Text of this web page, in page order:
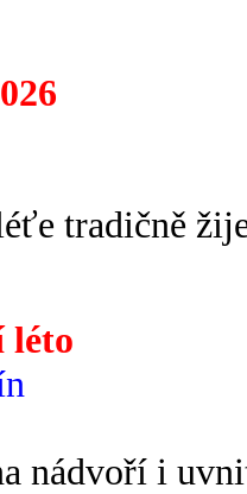
tradičně
léto
nádvoří i